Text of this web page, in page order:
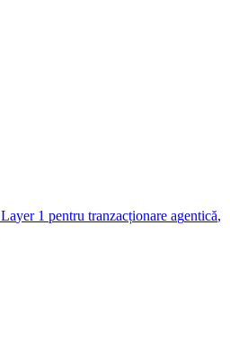
Layer 1 pentru tranzacționare agentică,